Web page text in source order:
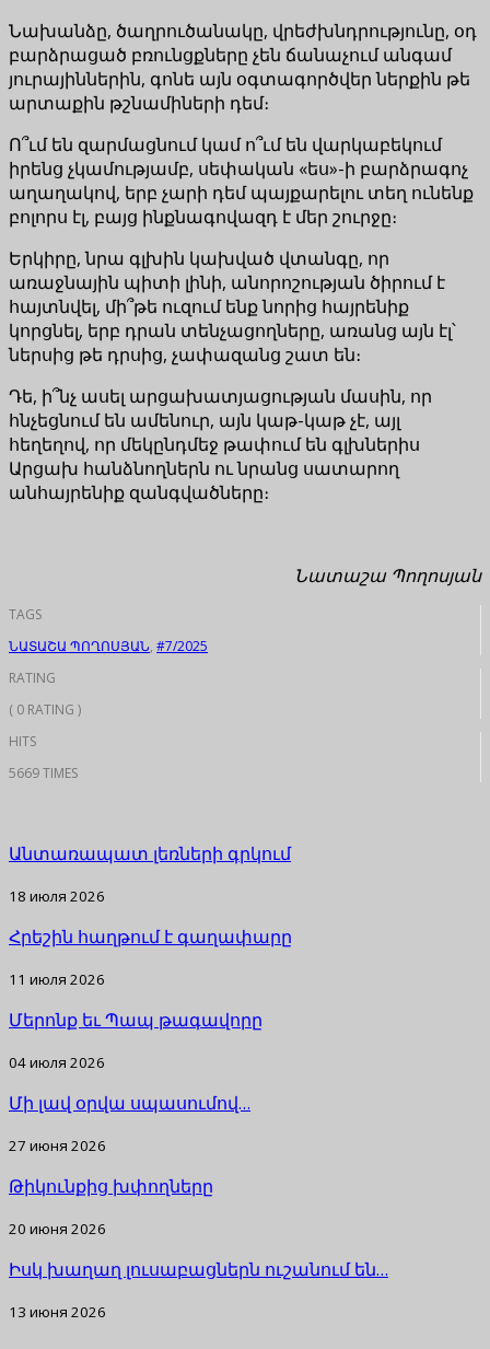
Նախանձը, ծաղրուծանակը, վրեժխնդրությունը, օդ
բարձրացած բռունցքները չեն ճանաչում անգամ
յուրայիններին, գոնե այն օգտագործվեր ներքին թե
արտաքին թշնամիների դեմ։
Ո՞ւմ են զարմացնում կամ ո՞ւմ են վարկաբեկում
իրենց չկամությամբ, սեփական «ես»-ի բարձրագոչ
աղաղակով, երբ չարի դեմ պայքարելու տեղ ունենք
բոլորս էլ, բայց ինքնագովազդ է մեր շուրջը։
Երկիրը, նրա գլխին կախված վտանգը, որ
առաջնային պիտի լինի, անորոշության ծիրում է
հայտնվել, մի՞թե ուզում ենք նորից հայրենիք
կորցնել, երբ դրան տենչացողները, առանց այն էլ՝
ներսից թե դրսից, չափազանց շատ են։
Դե, ի՞նչ ասել արցախատյացության մասին, որ
հնչեցնում են ամենուր, այն կաթ-կաթ չէ, այլ
հեղեղով, որ մեկընդմեջ թափում են գլխներիս
Արցախ հանձնողներն ու նրանց սատարող
անհայրենիք զանգվածները։
Նատաշա Պողոսյան
TAGS
ՆԱՏԱՇԱ ՊՈՂՈՍՅԱՆ, #7/2025
RATING
( 0 RATING )
HITS
5669 TIMES
Անտառապատ լեռների գրկում
18 июля 2026
Հրեշին հաղթում է գաղափարը
11 июля 2026
Մերոնք եւ Պապ թագավորը
04 июля 2026
Մի լավ օրվա սպասումով…
27 июня 2026
Թիկունքից խփողները
20 июня 2026
Իսկ խաղաղ լուսաբացներն ուշանում են…
13 июня 2026